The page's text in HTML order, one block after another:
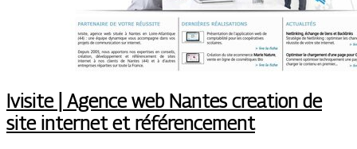
Ivisite | Agence web Nantes creation de
site internet et référen­ce­ment